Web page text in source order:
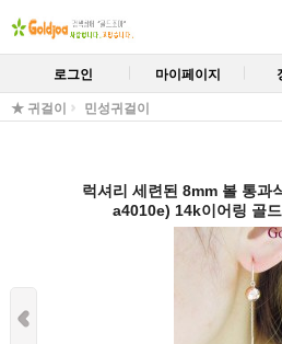
로그인 마이페이지
★ 귀걸이 민성귀걸이
럭셔리 세련된 8mm 볼 통과
a4010e) 14k이어링 골